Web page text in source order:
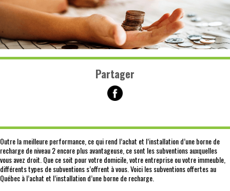
Partager
Outre la meilleure performance, ce qui rend l’achat et l’installation d’une borne de
recharge de niveau 2 encore plus avantageuse, ce sont les subventions auxquelles
vous avez droit. Que ce soit pour votre domicile, votre entreprise ou votre immeuble,
différents types de subventions s’offrent à vous. Voici les subventions offertes au
Québec à l’achat et l’installation d’une borne de recharge.